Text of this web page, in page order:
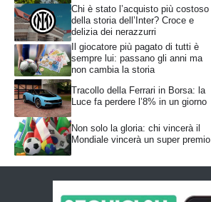
Chi è stato l’acquisto più costoso
della storia dell’Inter? Croce e
delizia dei nerazzurri
Il giocatore più pagato di tutti è
sempre lui: passano gli anni ma
non cambia la storia
Tracollo della Ferrari in Borsa: la
Luce fa perdere l’8% in un giorno
Non solo la gloria: chi vincerà il
Mondiale vincerà un super premio